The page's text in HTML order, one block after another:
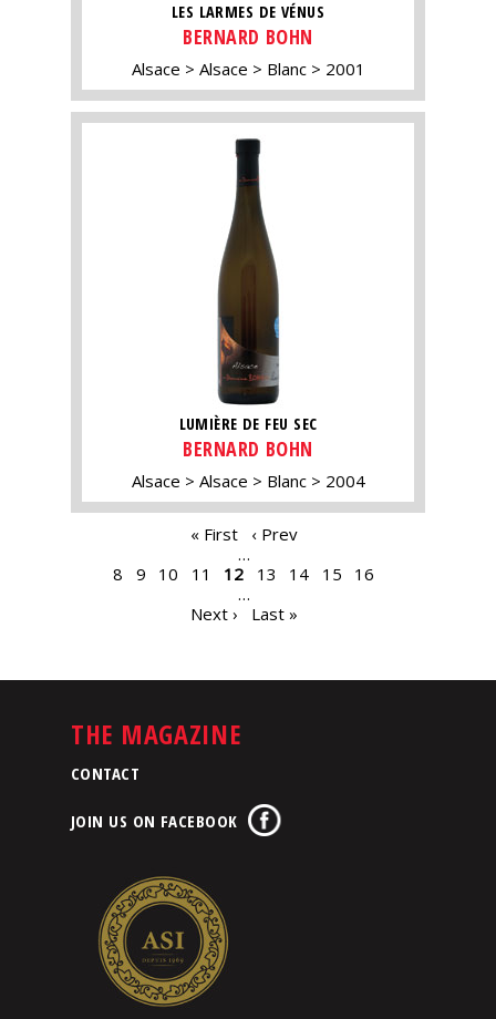
LES LARMES DE VÉNUS
BERNARD BOHN
Alsace Alsace Blanc 2001
LUMIÈRE DE FEU SEC
BERNARD BOHN
Alsace Alsace Blanc 2004
« First
‹ Prev
…
8
9 10 11 12 13 14 15
16
…
Next ›
Last »
THE MAGAZINE
CONTACT
JOIN US ON FACEBOOK